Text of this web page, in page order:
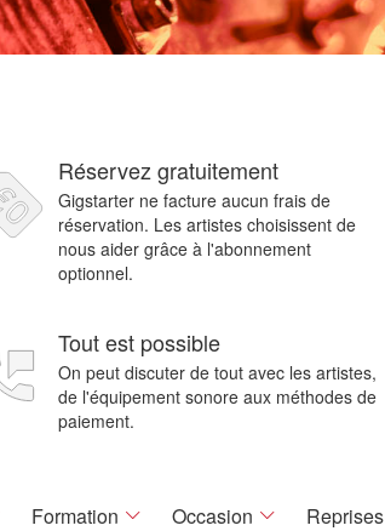
Réservez gratuitement
Gigstarter ne facture aucun frais de
réservation. Les artistes choisissent de
nous aider grâce à l'abonnement
optionnel.
Tout est possible
On peut discuter de tout avec les artistes,
de l'équipement sonore aux méthodes de
paiement.
Formation Occasion Reprises